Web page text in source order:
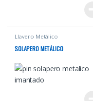
Llavero Metálico
SOLAPERO METÁLICO